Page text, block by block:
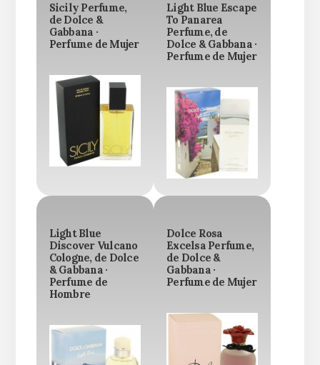
Sicily Perfume,
de Dolce &
Gabbana ·
Perfume de Mujer
Light Blue Escape
To Panarea
Perfume, de
Dolce & Gabbana ·
Perfume de Mujer
Light Blue
Discover Vulcano
Cologne, de Dolce
& Gabbana ·
Perfume de
Hombre
Dolce Rosa
Excelsa Perfume,
de Dolce &
Gabbana ·
Perfume de Mujer